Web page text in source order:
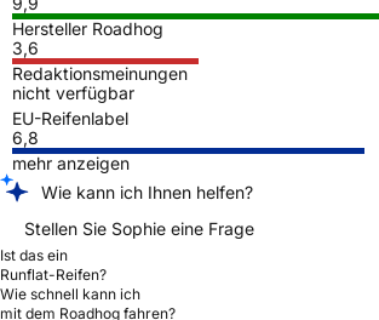
Hersteller Roadhog
3,6
Redaktionsmeinungen
nicht verfügbar
EU-Reifenlabel
6,8
mehr anzeigen
Wie kann ich Ihnen helfen?
Stellen Sie Sophie eine Frage
Ist das ein
Runflat-Reifen?
Wie schnell kann ich
mit dem Roadhog fahren?